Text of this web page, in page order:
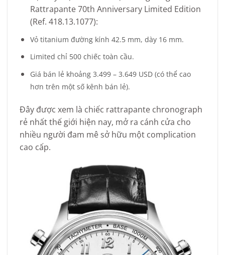
Rattrapante 70th Anniversary Limited Edition
(Ref. 418.13.1077):
Vỏ titanium đường kính 42.5 mm, dày 16 mm.
Limited chỉ 500 chiếc toàn cầu.
Giá bán lẻ khoảng 3.499 – 3.649 USD (có thể cao
hơn trên một số kênh bán lẻ).
Đây được xem là chiếc rattrapante chronograph
rẻ nhất thế giới hiện nay, mở ra cánh cửa cho
nhiều người đam mê sở hữu một complication
cao cấp.